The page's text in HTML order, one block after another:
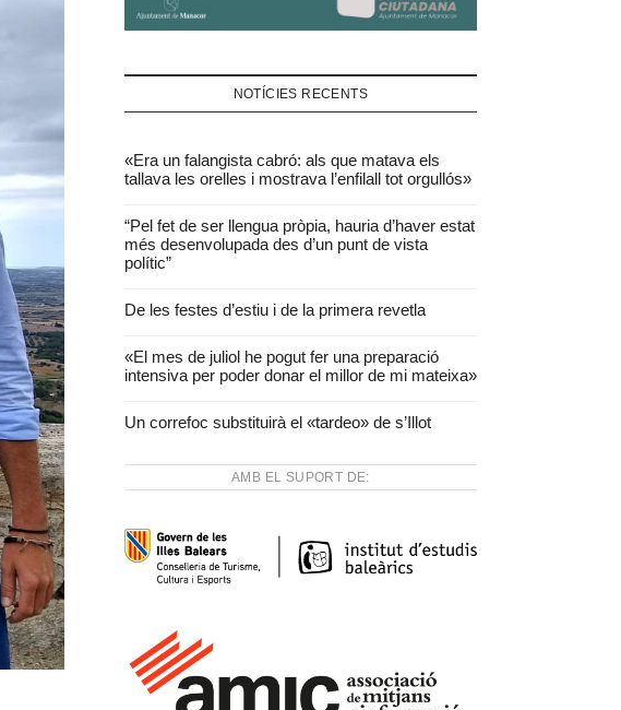
NOTÍCIES RECENTS
«Era un falangista cabró: als que matava els
tallava les orelles i mostrava l’enfilall tot orgullós»
“Pel fet de ser llengua pròpia, hauria d’haver estat
més desenvolupada des d’un punt de vista
polític”
De les festes d’estiu i de la primera revetla
«El mes de juliol he pogut fer una preparació
intensiva per poder donar el millor de mi mateixa»
Un correfoc substituirà el «tardeo» de s’Illot
AMB EL SUPORT DE: